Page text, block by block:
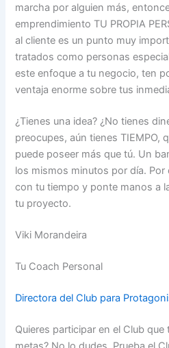
marcha por alguien más,
emprendimiento TU PROPIA
al cliente es un punto muy
tratados como personas
este enfoque a tu negocio, ten
ventaja enorme sobre tus
¿Tienes una idea? ¿No tienes
preocupes, aún tienes TIEMPO,
puede poseer más que tú. Un
los mismos minutos por día.
con tu tiempo y ponte manos a
tu proyecto.
Viki Morandeira
Tu Coach Personal
Directora del Club para
Quieres participar en el Club